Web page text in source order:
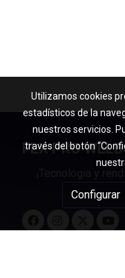
FLX PRO
¡Tecnologia y
Utilizamos cookies
estadísticos de la
nuestros servicios.
través del botón
Configurar